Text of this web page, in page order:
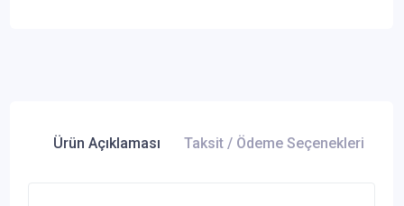
Ürün Açıklaması Taksit / Ödeme Seçenekleri